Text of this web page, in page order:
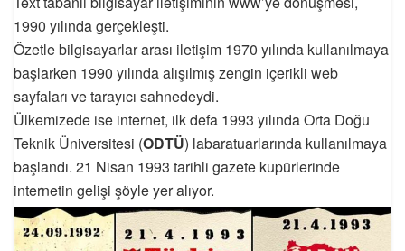
1990 yılında gerçekleşti.
Özetle bilgisayarlar arası iletişim 1970 yılında kullanılmaya
başlarken 1990 yılında alışılmış zengin içerikli web
sayfaları ve tarayıcı sahnedeydi.
Ülkemizede ise internet, ilk defa 1993 yılında Orta Doğu
Teknik Üniversitesi (ODTÜ) labaratuarlarında kullanılmaya
başlandı. 21 Nisan 1993 tarihli gazete kupürlerinde
internetin gelişi şöyle yer alıyor.